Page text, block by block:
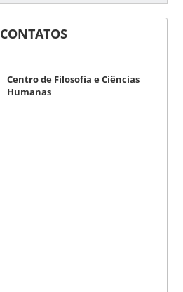
CONTATOS
Centro de Filosofia e Ciências
Humanas